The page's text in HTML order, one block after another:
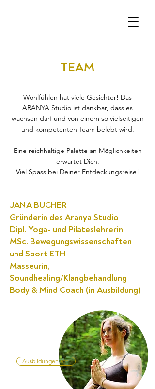
TEAM
Wohlfühlen hat viele Gesichter! Das
ARANYA Studio ist dankbar, dass es
wachsen darf und von einem so vielseitigen
und kompetenten Team belebt wird.
Eine reichhaltige Palette an Möglichkeiten
erwartet Dich.
Viel Spass bei Deiner Entdeckungsreise!
JANA BUCHER
Gründerin des Aranya Studio
Dipl. Yoga- und Pilateslehrerin
MSc. Bewegungswissenschaften
und Sport ETH
Masseurin,
Soundhealing/Klangbehandlung
Body & Mind Coach (in Ausbildung)
Ausbildungen etc.